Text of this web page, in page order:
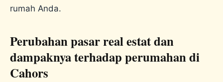
rumah Anda.
Perubahan pasar real estat dan
dampaknya terhadap perumahan di
Cahors